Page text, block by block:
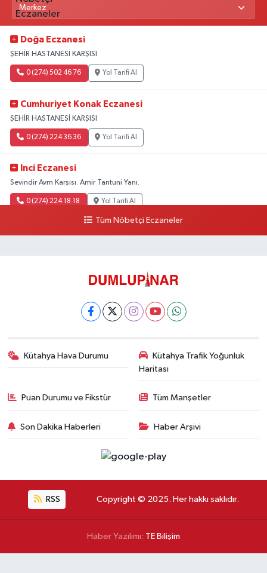
Doğa Eczanesi
ŞEHİR HASTANESİ KARŞISI
0 (274) 502 46 76 Yol Tarifi Al
Cumhuriyet Konak Eczanesi
ŞEHİR HASTANESİ KARŞISI
0 (274) 224 36 36 Yol Tarifi Al
Inci Eczanesi
Sevindir Avm Karşısı. Amir Tantuni Yanı.
0 (274) 224 18 18 Yol Tarifi Al
Tüm Nöbetçi Eczaneler
Kütahya Hava Durumu
Kütahya Trafik Yoğunluk
Haritası
Puan Durumu ve Fikstür Tüm Manşetler
Son Dakika Haberleri Haber Arşivi
RSS Copyright © 2025. Her hakkı saklıdır.
Haber Yazılımı: TE Bilişim